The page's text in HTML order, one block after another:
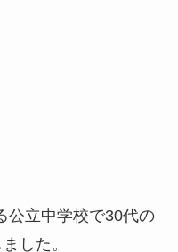
公立中学校で30代の
した。